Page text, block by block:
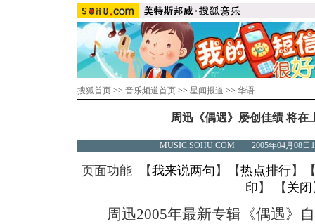
搜狐首页 >> 音乐频道首页 >> 星闻报道 >> 华语
周迅《偶遇》屡创佳绩 将在
MUSIC.SOHU.COM 2005年04月08
页面功能 【我来说两句 】【热点排行】
印 】 【 关闭
周迅2005年最新专辑《偶遇》自